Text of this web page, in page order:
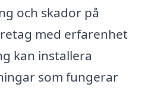
och skador på
med erfarenhet
kan installera
som fungerar